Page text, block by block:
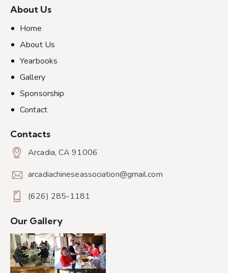
About Us
Home
About Us
Yearbooks
Gallery
Sponsorship
Contact
Contacts
Arcadia, CA 91006
arcadiachineseassociation@gmail.com
(626) 285-1181
Our Gallery